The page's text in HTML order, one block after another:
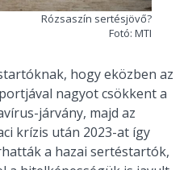
Rózsaszín sertésjövő?
Fotó: MTI
hogy eközben az
nagyot csökkent a
járvány, majd az
krízis után 2023-at így
a hazai sertéstartók,